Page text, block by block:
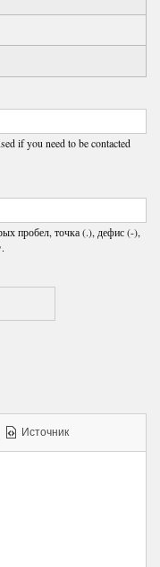
if you need to be contacted
пробел, точка (.), дефис (-),
Источник